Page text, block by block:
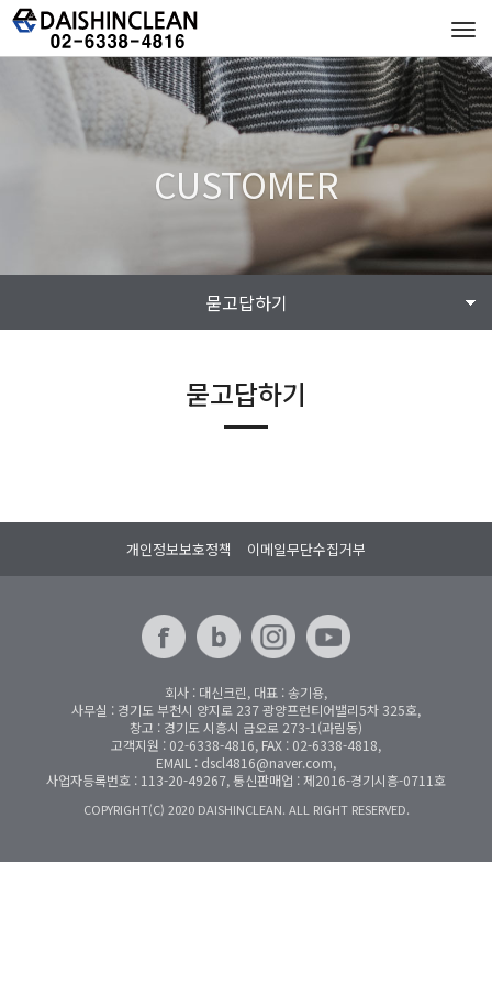
CUSTOMER
묻고답하기
묻고답하기
개인정보보호정책 이메일무단수집거부
회사 : 대신크린, 대표 : 송기용,
사무실 : 경기도 부천시 양지로 237 광양프런티어밸리5차 325호,
창고 : 경기도 시흥시 금오로 273-1(과림동)
고객지원 : 02-6338-4816, FAX : 02-6338-4818,
EMAIL : dscl4816@naver.com,
사업자등록번호 : 113-20-49267, 통신판매업 : 제2016-경기시흥-0711호
COPYRIGHT(C) 2020 DAISHINCLEAN. ALL RIGHT RESERVED.